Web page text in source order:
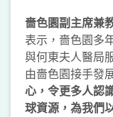
嗇色園副主席兼
表示，嗇色園多
與何東夫人醫局
由嗇色園接手發
心，令更多人認
球資源，為我們